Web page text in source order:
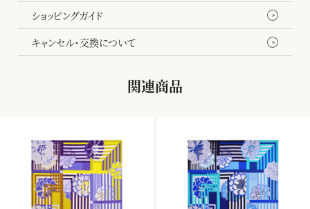
ショッピングガイド
キャンセル・交換について
関連商品